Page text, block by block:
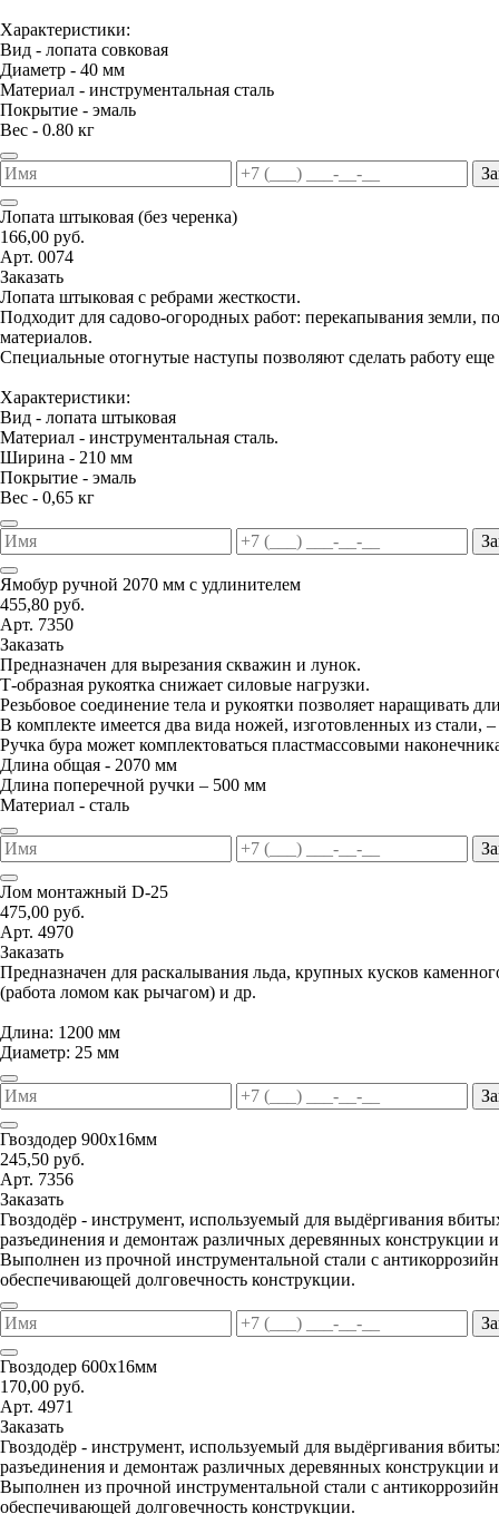
Характеристики:
Вид - лопата совковая
Диаметр - 40 мм
Материал - инструментальная сталь
Покрытие - эмаль
Вес - 0.80 кг
Лопата штыковая (без черенка)
166,00 руб.
Арт. 0074
Заказать
Лопата штыковая с ребрами жесткости.
Подходит для садово-огородных работ: перекапывания земли,
материалов.
Специальные отогнутые наступы позволяют сделать работу
Характеристики:
Вид - лопата штыковая
Материал - инструментальная сталь.
Ширина - 210 мм
Покрытие - эмаль
Вес - 0,65 кг
Ямобур ручной 2070 мм с удлинителем
455,80 руб.
Арт. 7350
Заказать
Предназначен для вырезания скважин и лунок.
Т-образная рукоятка снижает силовые нагрузки.
Резьбовое соединение тела и рукоятки позволяет наращивать
В комплекте имеется два вида ножей, изготовленных из стали,
Ручка бура может комплектоваться пластмассовыми
Длина общая - 2070 мм
Длина поперечной ручки – 500 мм
Материал - сталь
Лом монтажный D-25
475,00 руб.
Арт. 4970
Заказать
Предназначен для раскалывания льда, крупных кусков
(работа ломом как рычагом) и др.
Длина: 1200 мм
Диаметр: 25 мм
Гвоздодер 900х16мм
245,50 руб.
Арт. 7356
Заказать
Гвоздодёр - инструмент, используемый для выдёргивания
разъединения и демонтаж различных деревянных конструкции
Выполнен из прочной инструментальной стали с
обеспечивающей долговечность конструкции.
Гвоздодер 600х16мм
170,00 руб.
Арт. 4971
Заказать
Гвоздодёр - инструмент, используемый для выдёргивания
разъединения и демонтаж различных деревянных конструкции
Выполнен из прочной инструментальной стали с
обеспечивающей долговечность конструкции.